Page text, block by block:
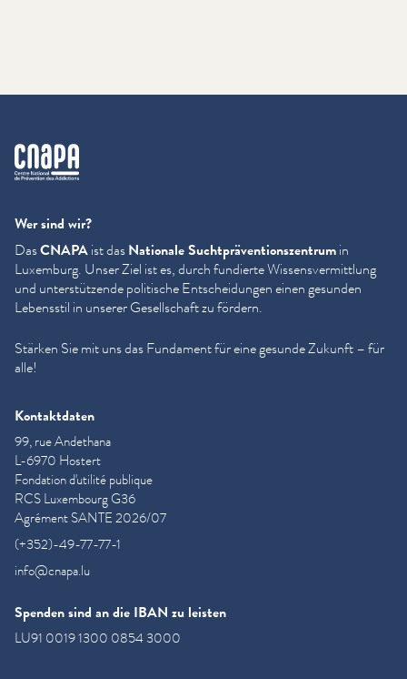
cnapa
Wer sind wir?
DasCNAPAist dasNationale Sucht­präven­tion­szen­trumin
Luxemburg. Unser Ziel ist es, durch fundierte Wis­sensver­mit­tlung
und unter­stützende politische Entschei­dun­gen einen gesunden
Lebensstil in unserer Gesellschaft zu fördern.
Stärken Sie mit uns das Fundament für eine gesunde Zukunft – für
alle!
Kontaktdaten
99, rue Andethana
L-6970 Hostert
Fondation d'utilité publique
RCS Luxembourg G36
Agrément SANTE 2026/07
(+352)-49-77-77-1
info@cnapa.lu
Spenden sind an die IBAN zu leisten
LU91 0019 1300 0854 3000